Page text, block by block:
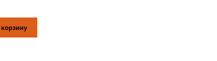
корзину